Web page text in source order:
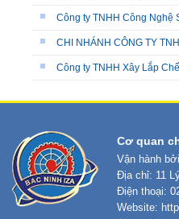
Công ty TNHH Công Nghệ
CHI NHÁNH CÔNG TY
Công ty TNHH Xây Lắp
Cơ quan
Vận hành
Địa chỉ: 11
Điện thoại:
Website: